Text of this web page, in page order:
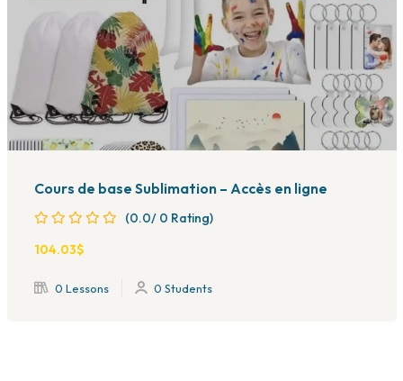
Cours de base Sublimation – Accès en ligne
(0.0/ 0 Rating)
104.03$
0 Lessons 0 Students